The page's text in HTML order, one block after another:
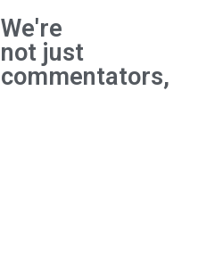
We're
not just
commentators,